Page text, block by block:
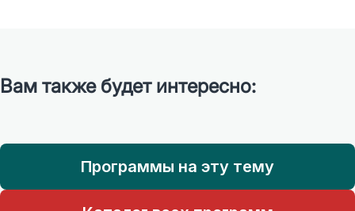
Вам также будет интересно:
Программы на эту тему